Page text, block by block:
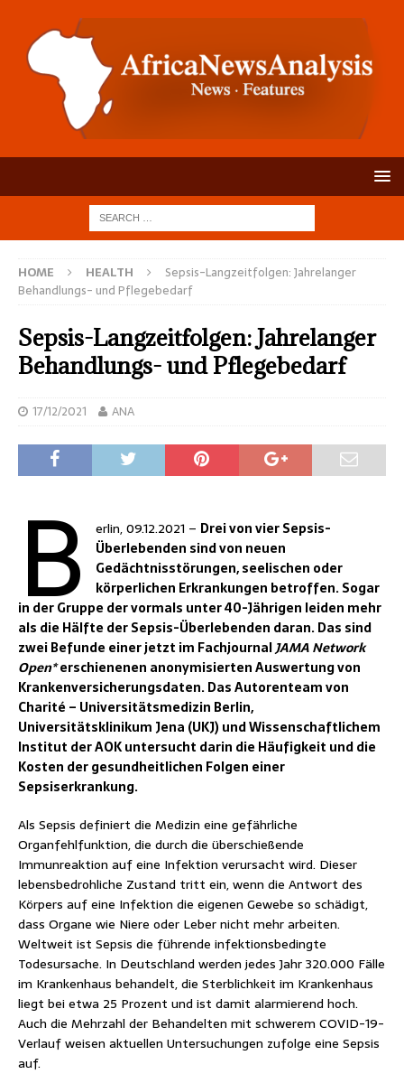
HOME HEALTH
Sepsis-Langzeitfolgen: Jahrelanger
Behandlungs- und Pflegebedarf
Sepsis-Langzeitfolgen: Jahrelanger
Behandlungs- und Pflegebedarf
17/12/2021 ANA
B erlin, 09.12.2021 – Drei von vier Sepsis-
Überlebenden sind von neuen
Gedächtnisstörungen, seelischen oder
körperlichen Erkrankungen betroffen. Sogar
in der Gruppe der vormals unter 40-Jährigen leiden mehr
als die Hälfte der Sepsis-Überlebenden daran. Das sind
zwei Befunde einer jetzt im FachjournalJAMA Network
Open*erschienenen anonymisierten Auswertung von
Krankenversicherungsdaten. Das Autorenteam von
Charité – Universitätsmedizin Berlin,
Universitätsklinikum Jena (UKJ) und Wissenschaftlichem
Institut der AOK untersucht darin die Häufigkeit und die
Kosten der gesundheitlichen Folgen einer
Sepsiserkrankung.
Als Sepsis definiert die Medizin eine gefährliche
Organfehlfunktion, die durch die überschießende
Immunreaktion auf eine Infektion verursacht wird. Dieser
lebensbedrohliche Zustand tritt ein, wenn die Antwort des
Körpers auf eine Infektion die eigenen Gewebe so schädigt,
dass Organe wie Niere oder Leber nicht mehr arbeiten.
Weltweit ist Sepsis die führende infektionsbedingte
Todesursache. In Deutschland werden jedes Jahr 320.000 Fälle
im Krankenhaus behandelt, die Sterblichkeit im Krankenhaus
liegt bei etwa 25 Prozent und ist damit alarmierend hoch.
Auch die Mehrzahl der Behandelten mit schwerem COVID-19-
Verlauf weisen aktuellen Untersuchungen zufolge eine Sepsis
auf.